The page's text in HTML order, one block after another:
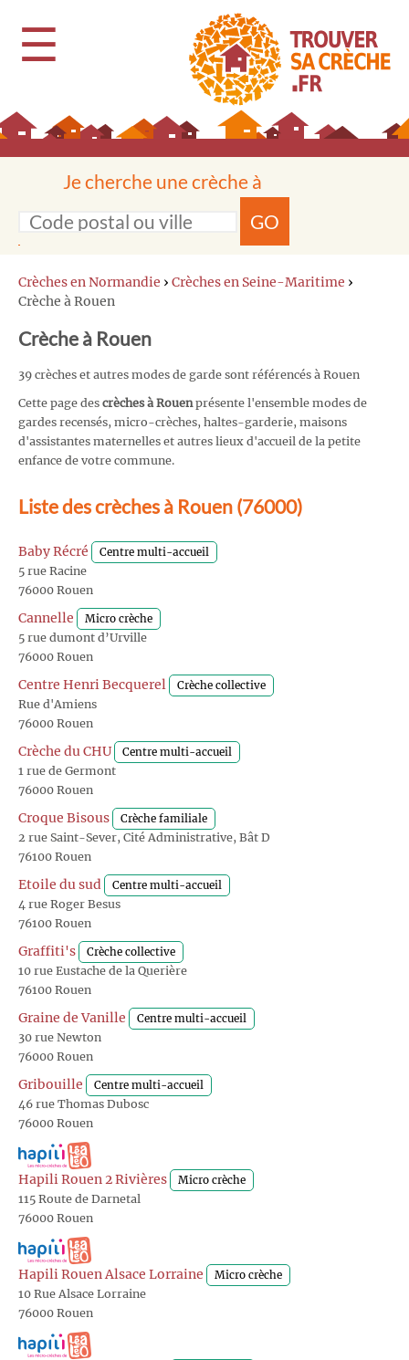
☰
Je cherche une crèche à
GO
Crèches en Normandie › Crèches en Seine-Maritime ›
Crèche à Rouen
Crèche à Rouen
39 crèches et autres modes de garde sont référencés à Rouen
Cette page des crèches à Rouen présente l'ensemble modes de
gardes recensés, micro-crèches, haltes-garderie, maisons
d'assistantes maternelles et autres lieux d'accueil de la petite
enfance de votre commune.
Liste des crèches à Rouen (76000)
Baby Récré Centre multi-accueil
5 rue Racine
76000 Rouen
Cannelle Micro crèche
5 rue dumont d’Urville
76000 Rouen
Centre Henri Becquerel Crèche collective
Rue d'Amiens
76000 Rouen
Crèche du CHU Centre multi-accueil
1 rue de Germont
76000 Rouen
Croque Bisous Crèche familiale
2 rue Saint-Sever, Cité Administrative, Bât D
76100 Rouen
Etoile du sud Centre multi-accueil
4 rue Roger Besus
76100 Rouen
Graffiti's Crèche collective
10 rue Eustache de la Querière
76100 Rouen
Graine de Vanille Centre multi-accueil
30 rue Newton
76000 Rouen
Gribouille Centre multi-accueil
46 rue Thomas Dubosc
76000 Rouen
Hapili Rouen 2 Rivières Micro crèche
115 Route de Darnetal
76000 Rouen
Hapili Rouen Alsace Lorraine Micro crèche
10 Rue Alsace Lorraine
76000 Rouen